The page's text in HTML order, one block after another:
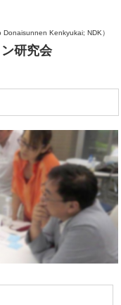
Donaisunnen Kenkyukai; NDK）
研究会